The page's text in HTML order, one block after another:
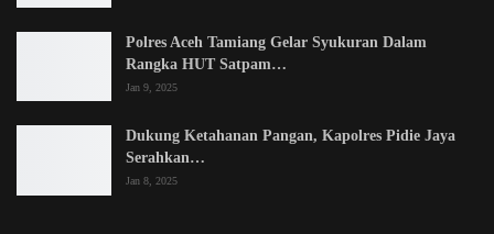
Polres Aceh Tamiang Gelar Syukuran Dalam
Rangka HUT Satpam…
Jan 9, 2025
Dukung Ketahanan Pangan, Kapolres Pidie Jaya
Serahkan…
Jan 8, 2025